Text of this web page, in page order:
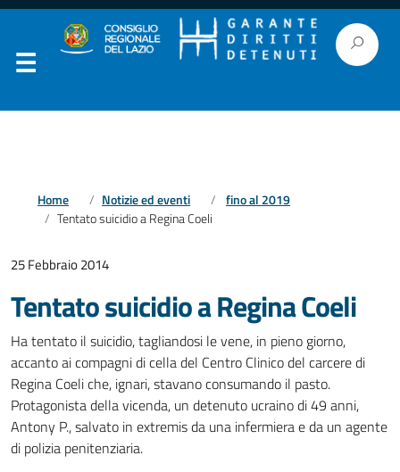
Home Notizie ed eventi
fino al 2019
Tentato suicidio a Regina Coeli
25 Febbraio 2014
Tentato suicidio a Regina Coeli
Ha tentato il suicidio, tagliandosi le vene, in pieno giorno,
accanto ai compagni di cella del Centro Clinico del carcere di
Regina Coeli che, ignari, stavano consumando il pasto.
Protagonista della vicenda, un detenuto ucraino di 49 anni,
Antony P., salvato in extremis da una infermiera e da un agente
di polizia penitenziaria.